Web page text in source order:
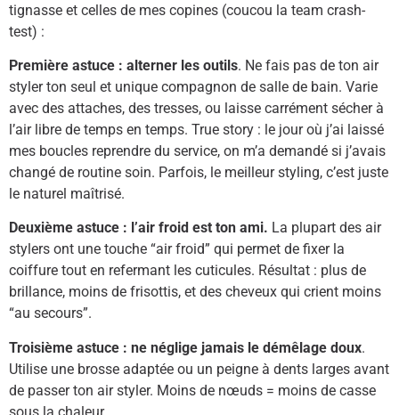
tignasse et celles de mes copines (coucou la team crash-
test) :
Première astuce : alterner les outils. Ne fais pas de ton air
styler ton seul et unique compagnon de salle de bain. Varie
avec des attaches, des tresses, ou laisse carrément sécher à
l’air libre de temps en temps. True story : le jour où j’ai laissé
mes boucles reprendre du service, on m’a demandé si j’avais
changé de routine soin. Parfois, le meilleur styling, c’est juste
le naturel maîtrisé.
Deuxième astuce : l’air froid est ton ami. La plupart des air
stylers ont une touche “air froid” qui permet de fixer la
coiffure tout en refermant les cuticules. Résultat : plus de
brillance, moins de frisottis, et des cheveux qui crient moins
“au secours”.
Troisième astuce : ne néglige jamais le démêlage doux.
Utilise une brosse adaptée ou un peigne à dents larges avant
de passer ton air styler. Moins de nœuds = moins de casse
sous la chaleur.